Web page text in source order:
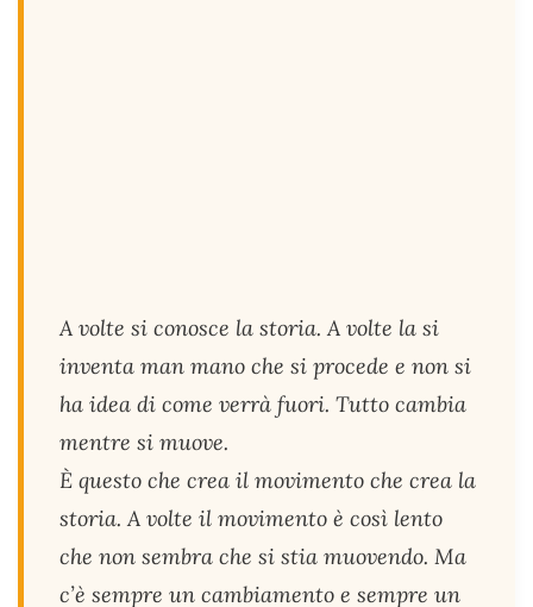
A volte si conosce la storia. A volte la si
inventa man mano che si procede e non si
ha idea di come verrà fuori. Tutto cambia
mentre si muove.
È questo che crea il movimento che crea la
storia. A volte il movimento è così lento
che non sembra che si stia muovendo. Ma
c’è sempre un cambiamento e sempre un